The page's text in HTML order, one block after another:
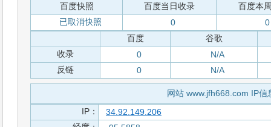
百度快照
百度当日收录
百度本
已取消快照
0
0
百度
谷歌
收录
0
N/A
反链
0 N/A
网站 www.jfh668.com IP信
IP：
34.92.149.206